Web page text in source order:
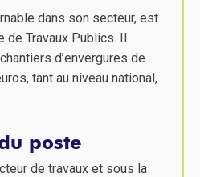
dans son secteur, est
de Travaux Publics. Il
d’envergures de
tant au niveau national,
poste
de travaux et sous la